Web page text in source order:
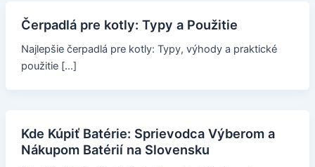
Čerpadlá pre kotly: Typy a Použitie
Najlepšie čerpadlá pre kotly: Typy, výhody a praktické
použitie […]
Kde Kúpiť Batérie: Sprievodca Výberom a
Nákupom Batérií na Slovensku